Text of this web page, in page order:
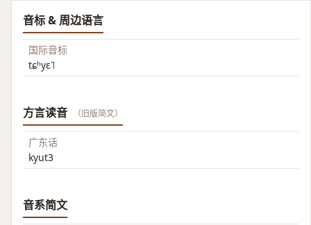
音标 & 周边语言
国际音标
tɕʰyɛ˥
方言读音 （旧版简文）
广东话
kyut3
音系简文